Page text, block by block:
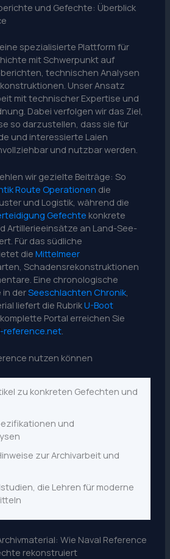
und Gefechte: Überblick
spezialisierte Plattform für
mit Schwerpunkt auf
technischen Analysen
Unser Ansatz
mit technischer Expertise und
Dabei verfolgen wir das Ziel,
so darzustellen, dass sie für
und interessierte Laien
und nutzbar werden.
wir gezielte Beiträge: So
Route Operationen die
und Logistik, während die
Gefechte konkrete
Artillerieeinsätze an Land-See-
Für das südliche
die Mittelmeer
Schadensrekonstruktionen
Eine chronologische
in derSeeschlachten Chronik,
liefert die RubrikU-Boot
komplette Portal erreichen Sie
reference.net.
nutzen können
zu konkreten Gefechten und
und
zur Archivarbeit und
die Lehren für moderne
Wie Naval Reference
rekonstruiert